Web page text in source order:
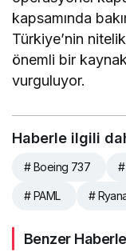
kapsamında
Türkiye’nin
önemli bir
vurguluyor.
Haberle ilgili
# Boeing 737 #
# PAML #
Benzer